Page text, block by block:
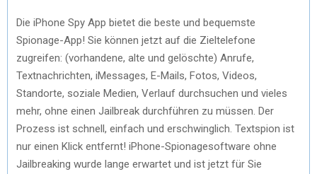
Die iPhone Spy App bietet die beste und bequemste
Spionage-App! Sie können jetzt auf die Zieltelefone
zugreifen: (vorhandene, alte und gelöschte) Anrufe,
Textnachrichten, iMessages, E-Mails, Fotos, Videos,
Standorte, soziale Medien, Verlauf durchsuchen und vieles
mehr, ohne einen Jailbreak durchführen zu müssen. Der
Prozess ist schnell, einfach und erschwinglich. Textspion ist
nur einen Klick entfernt! iPhone-Spionagesoftware ohne
Jailbreaking wurde lange erwartet und ist jetzt für Sie